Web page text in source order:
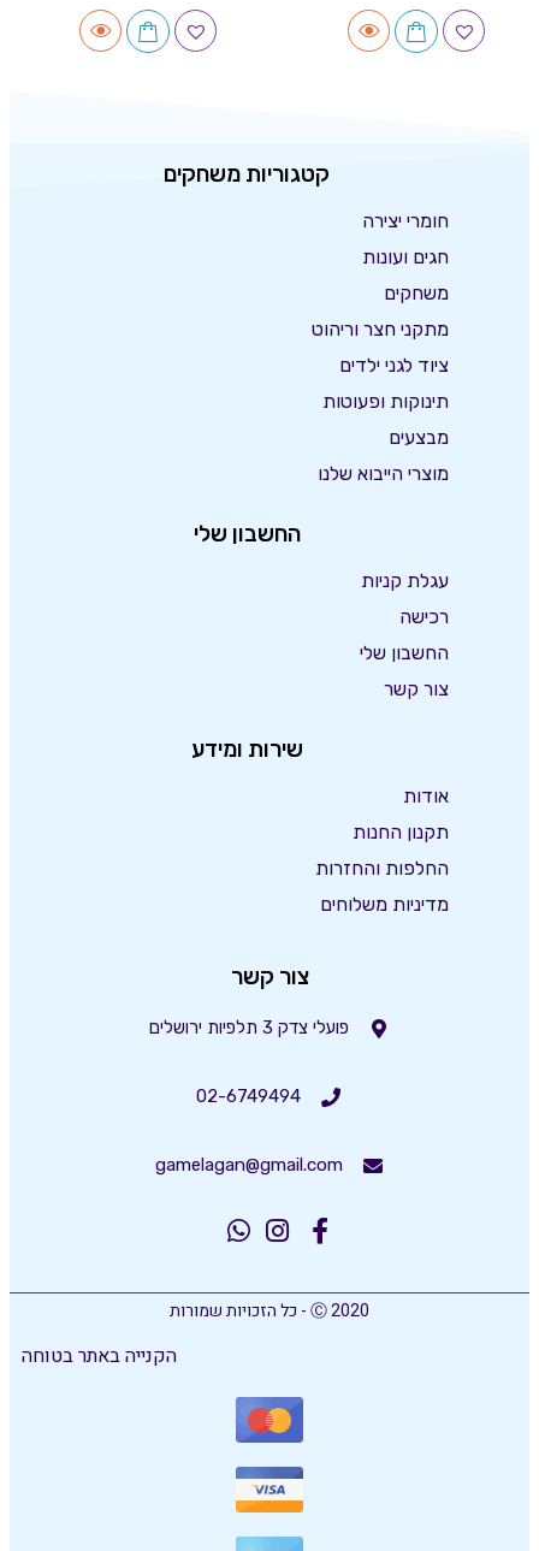
קטגוריות משחקים
חומרי יצירה
חגים ועונות
משחקים
מתקני חצר וריהוט
ציוד לגני ילדים
תינוקות ופעוטות
מבצעים
מוצרי הייבוא שלנו
החשבון שלי
עגלת קניות
רכישה
החשבון שלי
צור קשר
שירות ומידע
אודות
תקנון החנות
החלפות והחזרות
מדיניות משלוחים
צור קשר
פועלי צדק 3 תלפיות ירושלים
02-6749494
gamelagan@gmail.com
Ⓒ 2020 - כל הזכויות שמורות
הקנייה באתר בטוחה